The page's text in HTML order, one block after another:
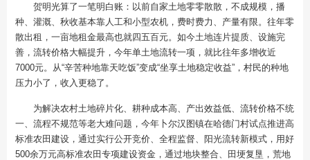
贺明光算了一笔明白账：以前自家土地零零散散，不成规模，播
种、灌溉、秋收基本靠人工和小型农机，费时费力、产量有限。往年零
散出租，一亩地租金最高也就四五百元。如今土地连片提质、设施完
善，流转价格大幅提升，今年单土地流转一项，就比往年多增收近
7000元。从“辛苦种地靠天吃饭”变成“坐享土地稳定收益”，村民的种地
压力小了，收入更稳了。
为解决农村土地碎片化、耕种成本高、产出效益低、流转价格不统
一、流程不规范等老大难问题，今年卜尔汉图镇在哈德门村试点推进高
标准农田建设，通过实行公开竞价、全程监督、阳光流转新模式，用好
500余万元高标准农田专项建设资金，通过地块整合、田埂复垦，荒地